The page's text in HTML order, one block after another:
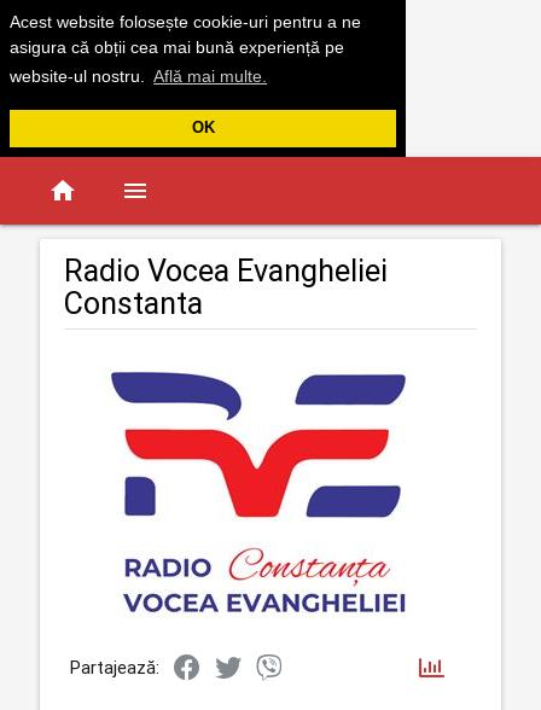
Acest website folosește cookie-uri pentru a ne
asigura că obții cea mai bună experiență pe
website-ul nostru.
Află mai multe.
OK
home menu
Radio Vocea Evangheliei
Constanta
Partajează: